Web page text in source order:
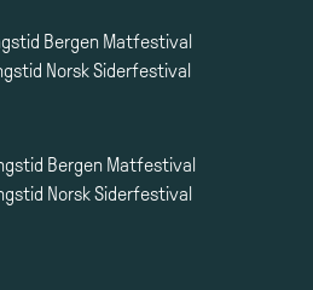
Bergen Matfestival
Norsk Siderfestival
Bergen Matfestival
Norsk Siderfestival